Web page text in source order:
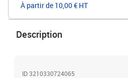
À partir de 10,00 € HT
Description
ID 3210330724065